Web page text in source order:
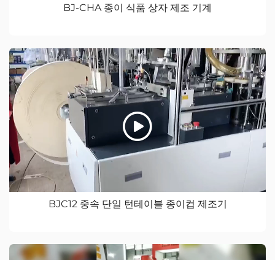
BJ-CHA 종이 식품 상자 제조 기계
BJC12 중속 단일 턴테이블 종이컵 제조기